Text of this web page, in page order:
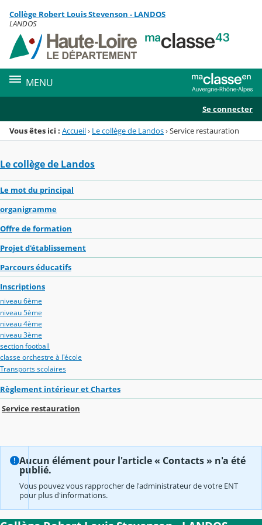
Menu de la rubrique
Contenu
Collège Robert Louis Stevenson - LANDOS
LANDOS
MENU
Se connecter
Vous êtes ici : Accueil› Le collège de Landos›Service restauration
Le collège de Landos
Le mot du principal
organigramme
Offre de formation
Projet d'établissement
Parcours éducatifs
Inscriptions
niveau 6ème
niveau 5ème
niveau 4ème
niveau 3ème
section football
classe orchestre à l'école
Transports scolaires
Règlement intérieur et Chartes
Service restauration
Aucun élément pour l'article « Contacts » n'a été
publié.
Vous pouvez vous rapprocher de l'administrateur de votre ENT
pour plus d'informations.